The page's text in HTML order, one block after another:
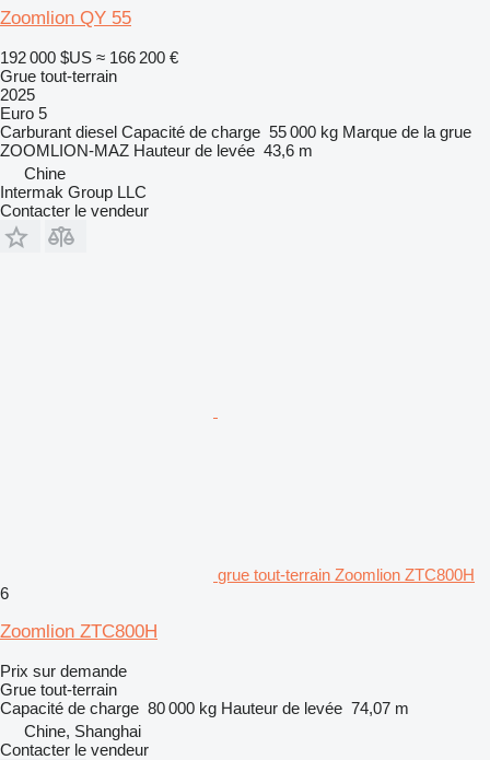
Zoomlion QY 55
192 000 $US ≈ 166 200 €
Grue tout-terrain
2025
Euro 5
Carburant diesel Capacité de charge 55 000 kg Marque de la grue
ZOOMLION-MAZ Hauteur de levée 43,6 m
Chine
Intermak Group LLC
Contacter le vendeur
grue tout-terrain Zoomlion ZTC800H
6
Zoomlion ZTC800H
Prix sur demande
Grue tout-terrain
Capacité de charge 80 000 kg Hauteur de levée 74,07 m
Chine, Shanghai
Contacter le vendeur